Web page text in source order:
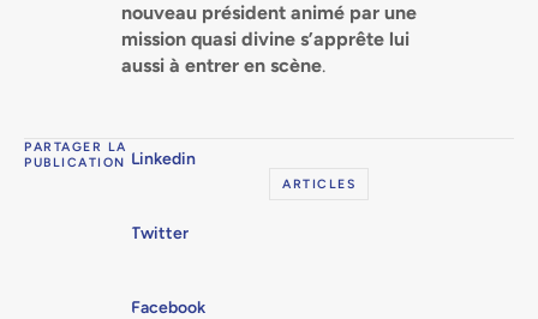
nouveau président animé par une
mission quasi divine s’apprête lui
aussi à entrer en scène.
PARTAGER LA
PUBLICATION Linkedin
Twitter
Facebook
ARTICLES